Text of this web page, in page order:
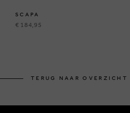
SCAPA
€ 184,95
TERUG NAAR OVERZICHT